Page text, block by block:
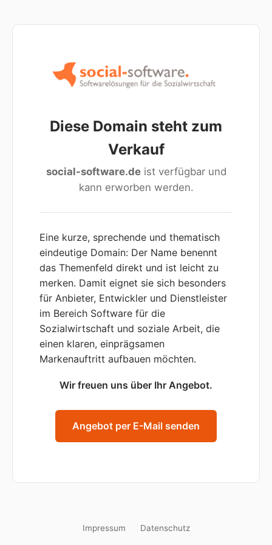
Diese Domain steht zum
Verkauf
social-software.deist verfügbar und
kann erworben werden.
Eine kurze, sprechende und thematisch
eindeutige Domain: Der Name benennt
das Themenfeld direkt und ist leicht zu
merken. Damit eignet sie sich besonders
für Anbieter, Entwickler und Dienstleister
im Bereich Software für die
Sozialwirtschaft und soziale Arbeit, die
einen klaren, einprägsamen
Markenauftritt aufbauen möchten.
Wir freuen uns über Ihr Angebot.
Angebot per E-Mail senden
Impressum Datenschutz